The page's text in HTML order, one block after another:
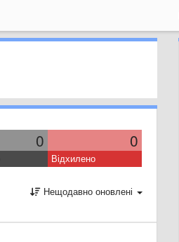
0 0
Відхилено
Нещодавно оновлені